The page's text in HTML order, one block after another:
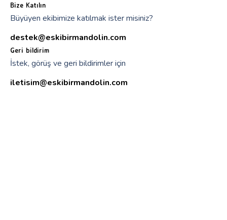
Bize Katılın
Büyüyen ekibimize katılmak ister misiniz?
destek@eskibirmandolin.com
Geri bildirim
İstek, görüş ve geri bildirimler için
iletisim@eskibirmandolin.com